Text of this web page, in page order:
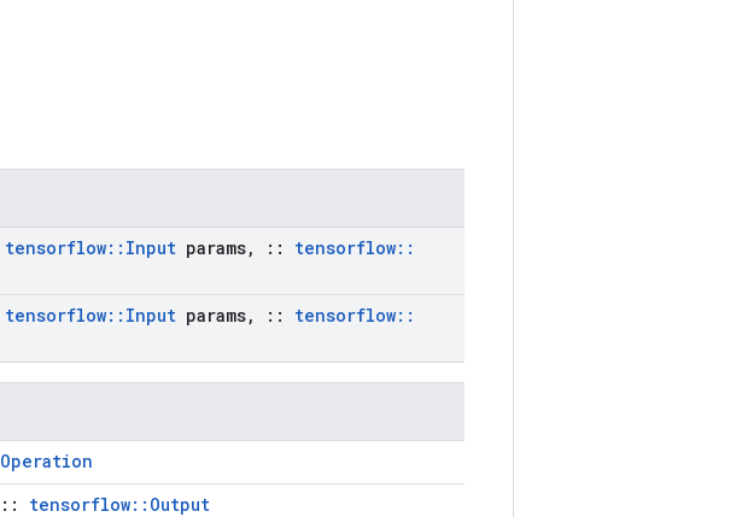
tensorflow:: Input params, :: tensorflow::
tensorflow:: Input params, :: tensorflow::
Operation
:: tensorflow::Output